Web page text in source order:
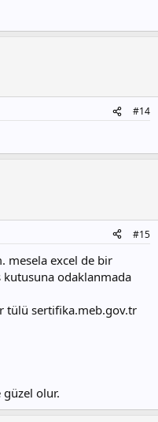
#14
#15
mesela excel de bir
kutusuna odaklanmada
tülü sertifika.meb.gov.tr
güzel olur.